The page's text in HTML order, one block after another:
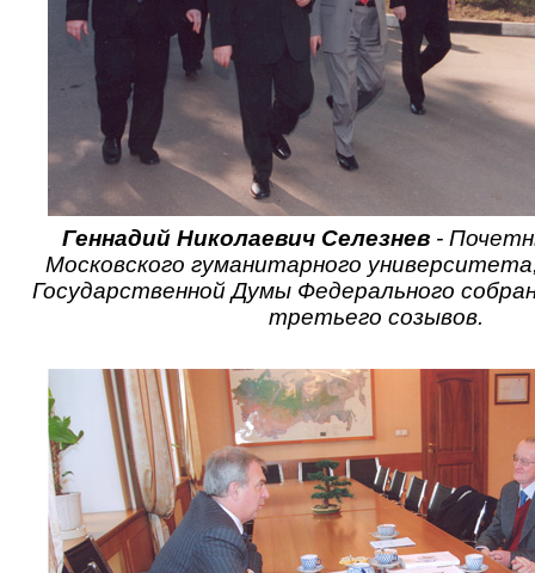
Геннадий Николаевич Селезнев -
Московского гуманитарного
Государственной Думы Федерального
третьего созывов.